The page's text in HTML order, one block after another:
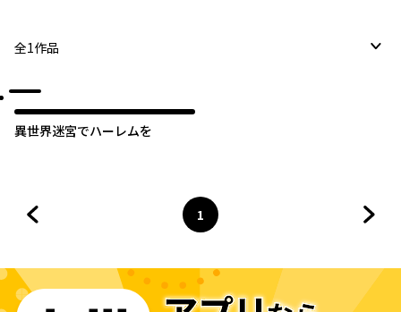
全1作品
異世界迷宮でハーレムを
ページ
1
へ